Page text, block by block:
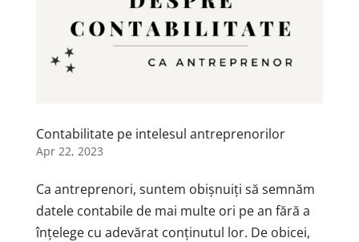
Contabilitate pe intelesul antreprenorilor
Apr 22, 2023
Ca antreprenori, suntem obișnuiți să semnăm
datele contabile de mai multe ori pe an fără a
înțelege cu adevărat conținutul lor. De obicei,